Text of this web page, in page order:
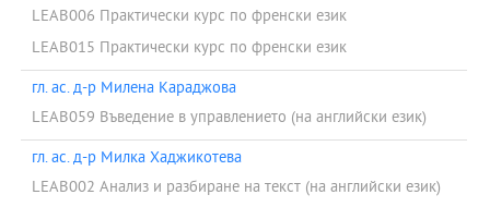
LEAB006 Практически курс по френски език
LEAB015 Практически курс по френски език
гл. ас. д-р Милена Караджова
LEAB059 Въведение в управлението (на английски език)
гл. ас. д-р Милка Хаджикотева
LEAB002 Анализ и разбиране на текст (на английски език)